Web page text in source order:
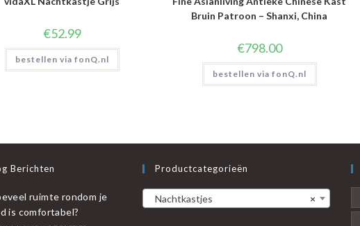
€52.99
bestellen via fonQ.nl
Bruin Patroon – Shanxi, China
€798.00
bestellen via fonQ.nl
Berichten
ruimte rondom je
is comfortabel?
Productcategorieën
×
Nachtkastjes